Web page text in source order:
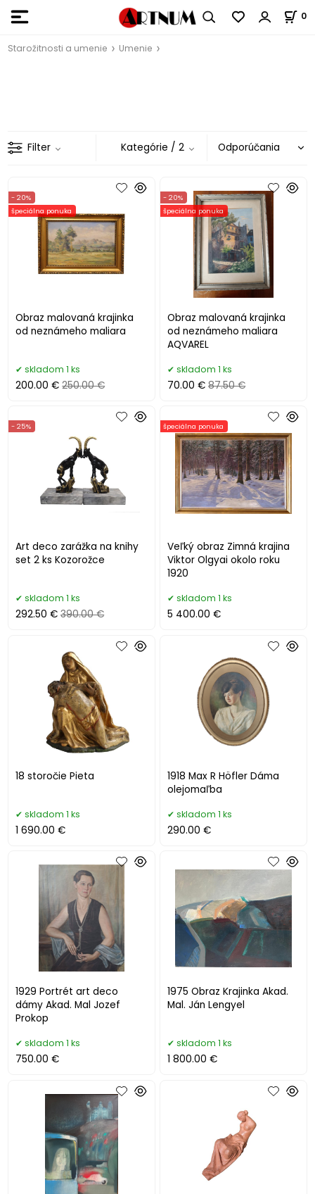
0
Starožitnosti a umenie Umenie
Filter Kategórie / 2
Obraz malovaná krajinka
od neznámeho maliara
- 20%
špeciálna ponuka
skladom 1 ks
200.00 € 250.00 €
Obraz malovaná krajinka
od neznámeho maliara
AQVAREL
- 20%
špeciálna ponuka
skladom 1 ks
70.00 € 87.50 €
Art deco zarážka na knihy
set 2 ks Kozorožce
- 25%
skladom 1 ks
292.50 € 390.00 €
Veľký obraz Zimná krajina
Viktor Olgyai okolo roku
1920
špeciálna ponuka
skladom 1 ks
5 400.00 €
18 storočie Pieta
skladom 1 ks
1 690.00 €
1918 Max R Höfler Dáma
olejomaľba
skladom 1 ks
290.00 €
1929 Portrét art deco
dámy Akad. Mal Jozef
Prokop
skladom 1 ks
750.00 €
1975 Obraz Krajinka Akad.
Mal. Ján Lengyel
skladom 1 ks
1 800.00 €